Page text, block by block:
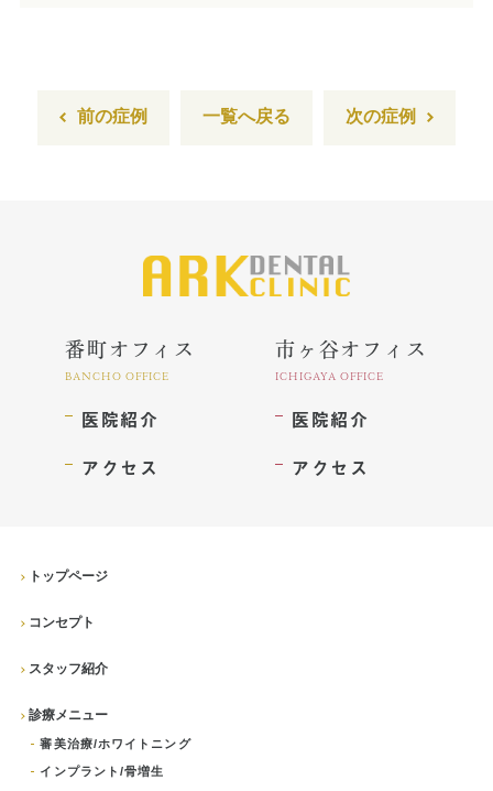
歯周外科治療（再生療法）
ホワイトニング
歯科用CT撮影
歯列矯正
前の症例 一覧へ戻る 次の症例
番町オフィス
BANCHO OFFICE
医院紹介
アクセス
市ヶ谷オフィス
ICHIGAYA OFFICE
医院紹介
アクセス
トップページ
コンセプト
スタッフ紹介
診療メニュー
審美治療/ホワイトニング
インプラント/骨増生